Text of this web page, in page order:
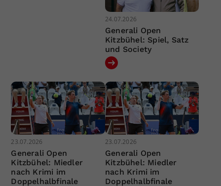
24.07.2026
Generali Open
Kitzbühel: Spiel, Satz
und Society
23.07.2026
Generali Open
Kitzbühel: Miedler
nach Krimi im
Doppelhalbfinale
23.07.2026
Generali Open
Kitzbühel: Miedler
nach Krimi im
Doppelhalbfinale